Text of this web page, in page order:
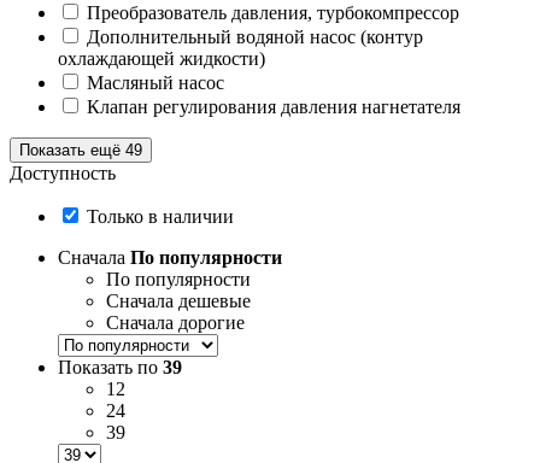
Преобразователь давления, турбокомпрессор
Дополнительный водяной насос (контур
охлаждающей жидкости)
Масляный насос
Клапан регулирования давления нагнетателя
Показать ещё 49
Доступность
Только в наличии
Сначала По популярности
По популярности
Сначала дешевые
Сначала дорогие
Показать по 39
12
24
39